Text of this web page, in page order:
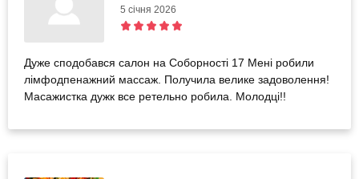
5 січня 2026
Дуже сподобався салон на Соборності 17 Мені робили
лімфодпенажний массаж. Получила велике задоволення!
Масажистка дужк все ретельно робила. Молодці!!